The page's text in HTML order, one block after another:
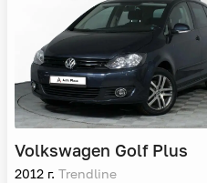
Volkswagen Golf Plus
2012 г. Trendline